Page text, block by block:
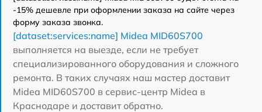
-15% дешевле при оформлении заказа на сайте через
форму заказа звонка.
[dataset:services:name] Midea MID60S700
выполняется на выезде, если не требует
специализированного оборудования и сложного
ремонта. В таких случаях наш мастер доставит
Midea MID60S700 в сервис-центр Midea в
Краснодаре и доставит обратно.